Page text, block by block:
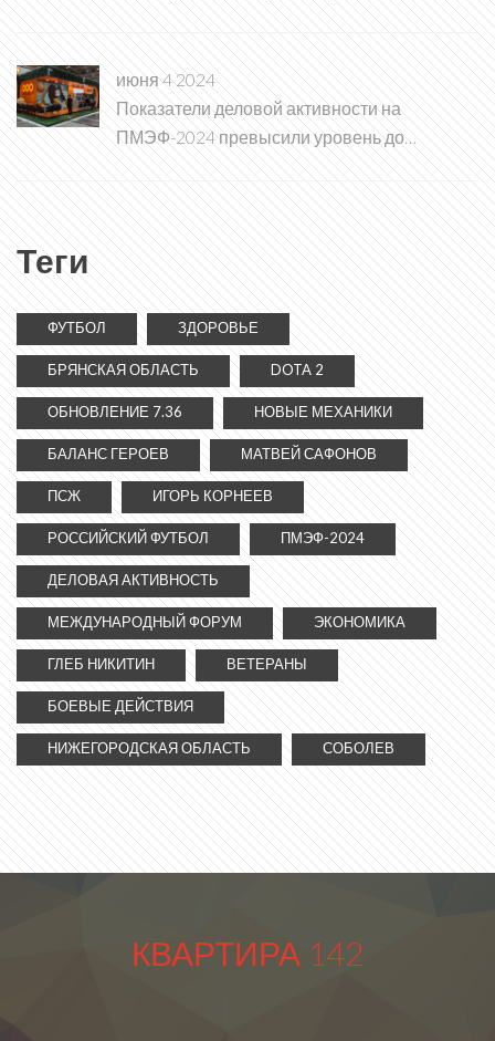
ветеранов воплотилась благодаря
Алле Салаевой
июня 4 2024
Показатели деловой активности на
ПМЭФ-2024 превысили уровень до
пандемии COVID
Теги
ФУТБОЛ ЗДОРОВЬЕ
БРЯНСКАЯ ОБЛАСТЬ DOTA 2
ОБНОВЛЕНИЕ 7.36 НОВЫЕ МЕХАНИКИ
БАЛАНС ГЕРОЕВ МАТВЕЙ САФОНОВ
ПСЖ ИГОРЬ КОРНЕЕВ
РОССИЙСКИЙ ФУТБОЛ ПМЭФ-2024
ДЕЛОВАЯ АКТИВНОСТЬ
МЕЖДУНАРОДНЫЙ ФОРУМ ЭКОНОМИКА
ГЛЕБ НИКИТИН ВЕТЕРАНЫ
БОЕВЫЕ ДЕЙСТВИЯ
НИЖЕГОРОДСКАЯ ОБЛАСТЬ СОБОЛЕВ
КВАРТИРА 142